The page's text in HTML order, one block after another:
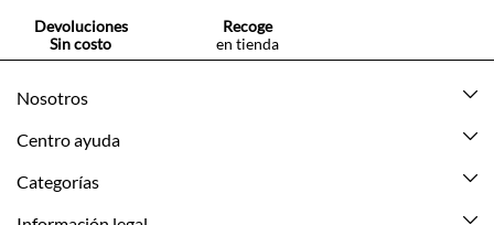
Devoluciones
Sin costo
Recoge
en tienda
Nosotros
Acerca de Tennis
Centro ayuda
Mis pedidos
Categorías
Nuevo